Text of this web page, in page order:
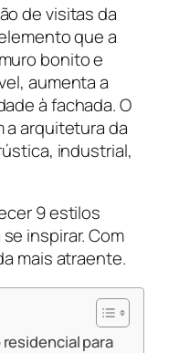
de visitas da
que a
bonito e
aumenta a
à fachada. O
a arquitetura da
industrial,
9 estilos
se inspirar. Com
mais atraente.
para